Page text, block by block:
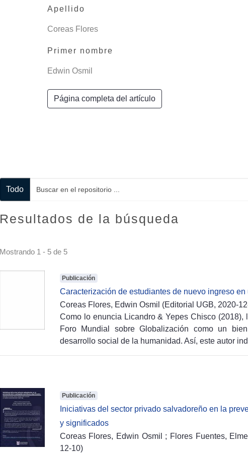
Apellido
Coreas Flores
Primer nombre
Edwin Osmil
Página completa del artículo
Todo
Resultados de la búsqueda
Mostrando 1 - 5 de 5
Publicación
Caracterización de estudiantes de nuevo ingreso
Coreas Flores, Edwin Osmil (Editorial UGB, 2020-
Como lo enuncia Licandro & Yepes Chisco (2018),
Foro Mundial sobre Globalización como un
desarrollo social de la humanidad. Así, este autor
gestores de la educación en la formación de
común; por otra parte, la UNESCO (2015) plantea
como derecho humano fundamental que
asienta en marcos normativos internacionales” (p.
Publicación
Iniciativas del sector privado salvadoreño en la
y significados
Coreas Flores, Edwin Osmil
; Flores Fuentes,
12-10)